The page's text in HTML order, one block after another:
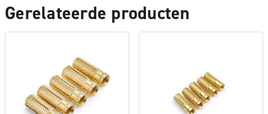
Gerelateerde producten